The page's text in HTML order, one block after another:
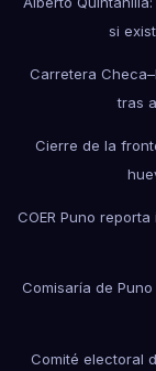
si
Carretera
tras
Cierre de la
COER Puno
Comisaría de
Comité electoral